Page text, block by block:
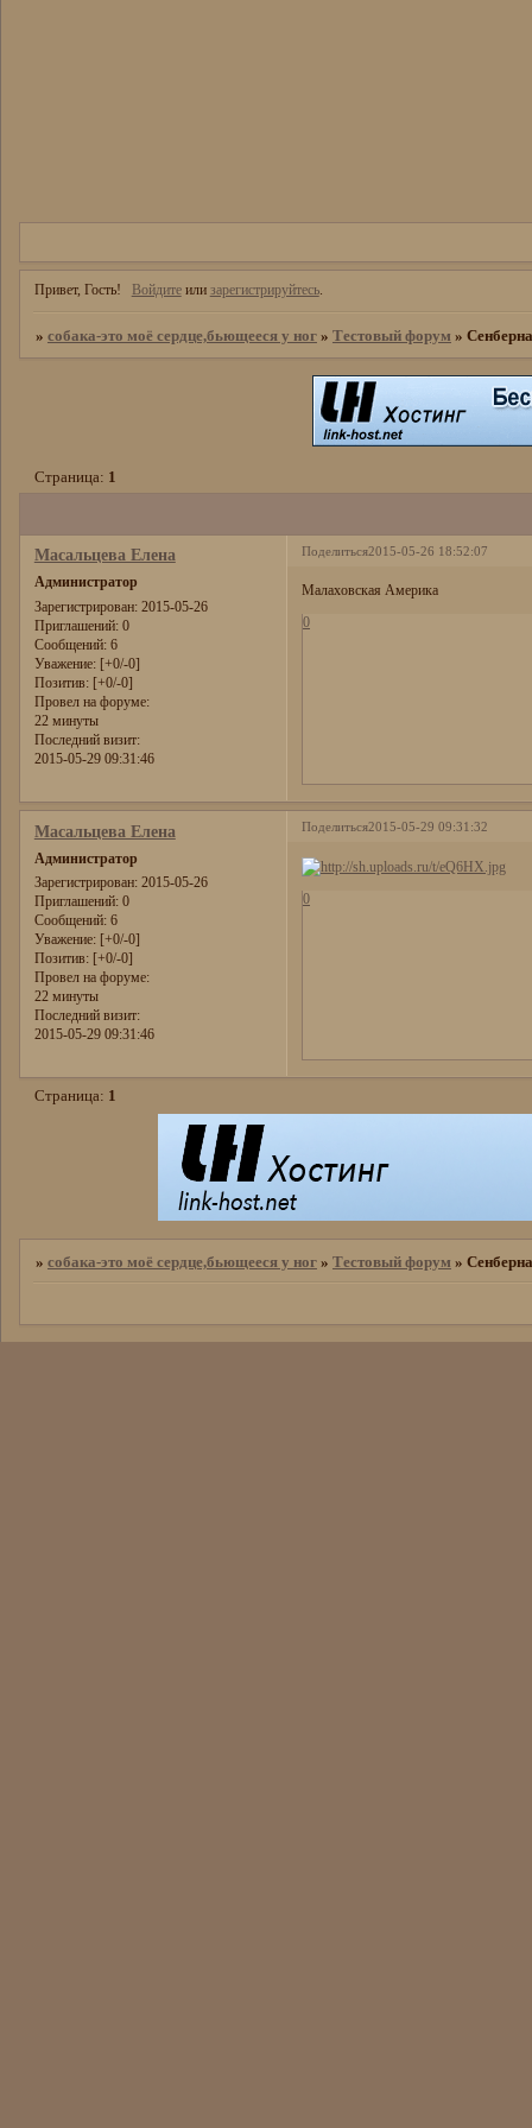
Привет, Гость! Войдитеили зарегистрируйтесь.
» собака-это моё сердце,бьющееся у ног » Тестовый форум »
Страница: 1
Поделиться2015-05-26 18:52:07
Масальцева Елена
Администратор
Зарегистрирован: 2015-05-26
Приглашений:0
Сообщений:6
Уважение: [+0/-0]
Позитив: [+0/-0]
Провел на форуме:
22 минуты
Последний визит:
2015-05-29 09:31:46
Малаховская Америка
0
Поделиться2015-05-29 09:31:32
Масальцева Елена
Администратор
Зарегистрирован: 2015-05-26
Приглашений:0
Сообщений:6
Уважение: [+0/-0]
Позитив: [+0/-0]
Провел на форуме:
22 минуты
Последний визит:
2015-05-29 09:31:46
0
Страница: 1
» собака-это моё сердце,бьющееся у ног » Тестовый форум »